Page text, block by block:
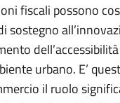
fiscali possono
sostegno
urbano. E’
il ruolo